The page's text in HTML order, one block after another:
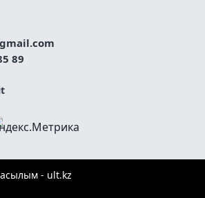
89
- ult.kz